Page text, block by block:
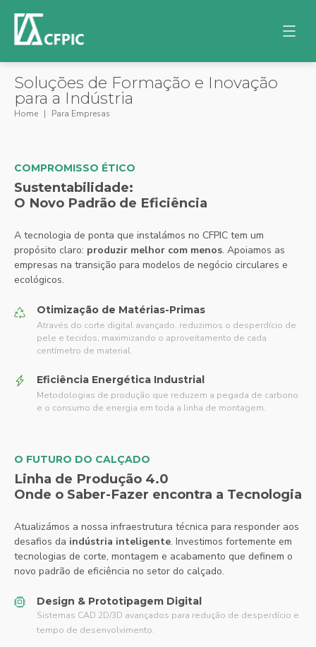
Soluções de Formação e Inovação
para a Indústria
Home Para Empresas
COMPROMISSO ÉTICO
Sustentabilidade:
O Novo Padrão de Eficiência
A tecnologia de ponta que instalámos no CFPIC tem um
propósito claro: produzir melhor com menos. Apoiamos as
empresas na transição para modelos de negócio circulares e
ecológicos.
Otimização de Matérias-Primas
Através do corte digital avançado, reduzimos o desperdício de
pele e tecidos, maximizando o aproveitamento de cada
centímetro de material.
Eficiência Energética Industrial
Metodologias de produção que reduzem a pegada de carbono
e o consumo de energia em toda a linha de montagem.
O FUTURO DO CALÇADO
Linha de Produção 4.0
Onde o Saber-Fazer encontra a Tecnologia
Atualizámos a nossa infraestrutura técnica para responder aos
desafios da indústria inteligente. Investimos fortemente em
tecnologias de corte, montagem e acabamento que definem o
novo padrão de eficiência no setor do calçado.
Design & Prototipagem Digital
Sistemas CAD 2D/3D avançados para redução de desperdício e
tempo de desenvolvimento.